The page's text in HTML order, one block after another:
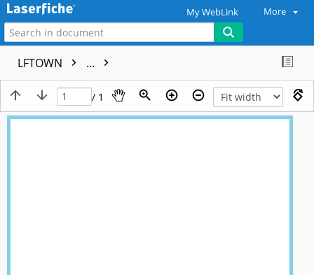
My WebLink More
LFTOWN ...
/ 1